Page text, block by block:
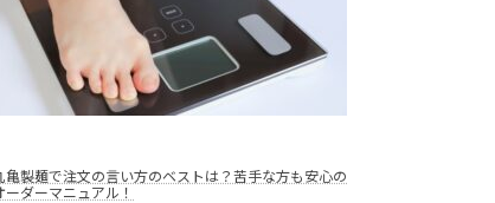
亀製麺で注文の言い方のベストは？苦手な方も安心の
ーダーマニュアル！